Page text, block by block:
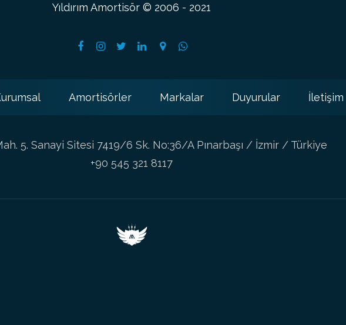
Yıldırım Amortisör © 2006 - 2021
Amortisörler Markalar Duyurular İletişim
5. Sanayi Sitesi 7419/6 Sk. No:36/A Pınarbaşı / İzmir / Türkiye
+90 545 321 8117